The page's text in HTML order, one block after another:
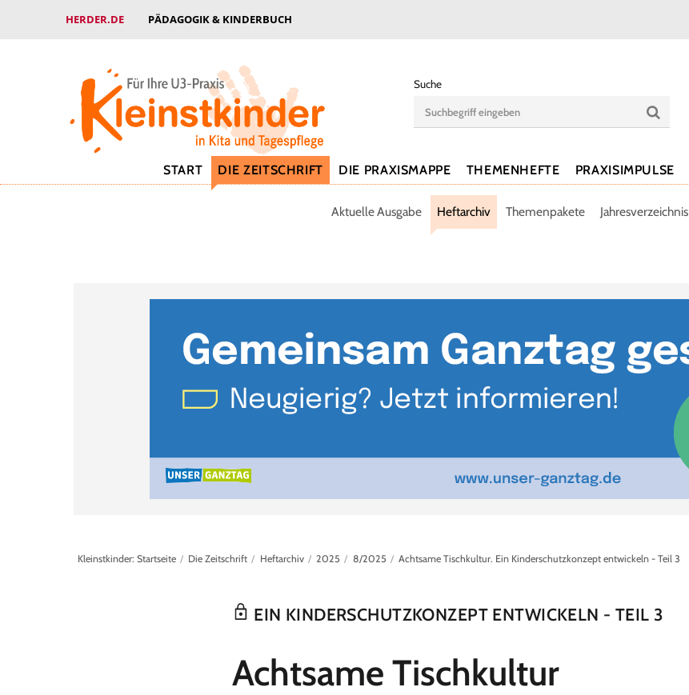
HERDER.DE PÄDAGOGIK & KINDERBUCH
Suche
START DIE ZEITSCHRIFT DIE PRAXISMAPPE THEMENHEFTE PRAXISIMPULSE
Aktuelle Ausgabe Heftarchiv Themenpakete Jahresverzeichnis
Kleinstkinder: Startseite Die Zeitschrift Heftarchiv 2025 8/2025 Achtsame Tischkultur. Ein Kinderschutzkonzept entwickeln - Teil 3
EIN KINDERSCHUTZKONZEPT ENTWICKELN - TEIL 3
:
Achtsame Tischkultur